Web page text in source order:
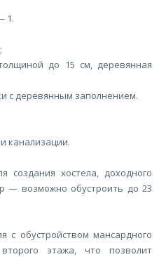
1.
до 15 см, деревянная
с деревянным заполнением.
канализации.
создания хостела, доходного
— возможно обустроить до 23
с обустройством мансардного
этажа, что позволит